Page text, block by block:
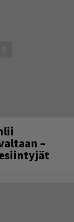
–